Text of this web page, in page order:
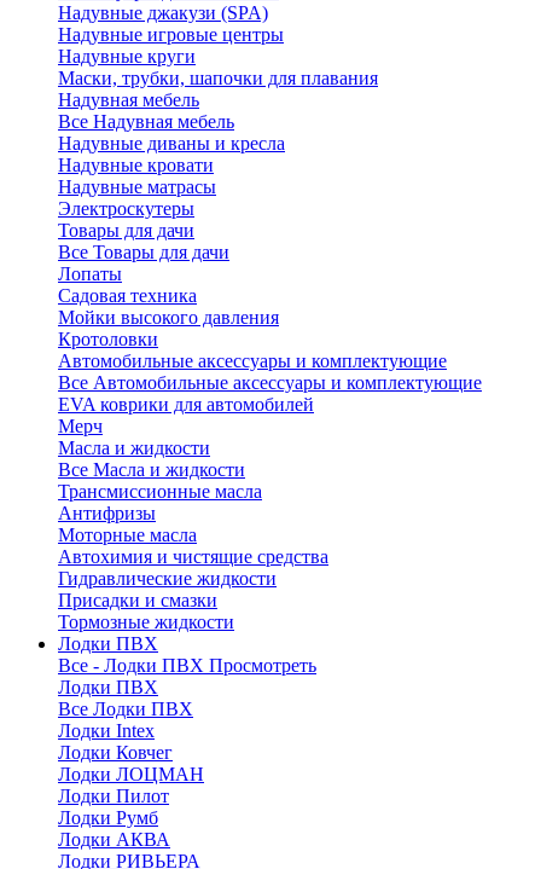
Надувные джакузи (SPA)
Надувные игровые центры
Надувные круги
Маски, трубки, шапочки для плавания
Надувная мебель
Все Надувная мебель
Надувные диваны и кресла
Надувные кровати
Надувные матрасы
Электроскутеры
Товары для дачи
Все Товары для дачи
Лопаты
Садовая техника
Мойки высокого давления
Кротоловки
Автомобильные аксессуары и комплектующие
Все Автомобильные аксессуары и комплектующие
EVA коврики для автомобилей
Мерч
Масла и жидкости
Все Масла и жидкости
Трансмиссионные масла
Антифризы
Моторные масла
Автохимия и чистящие средства
Гидравлические жидкости
Присадки и смазки
Тормозные жидкости
Лодки ПВХ
Все - Лодки ПВХ Просмотреть
Лодки ПВХ
Все Лодки ПВХ
Лодки Intex
Лодки Ковчег
Лодки ЛОЦМАН
Лодки Пилот
Лодки Румб
Лодки АКВА
Лодки РИВЬЕРА